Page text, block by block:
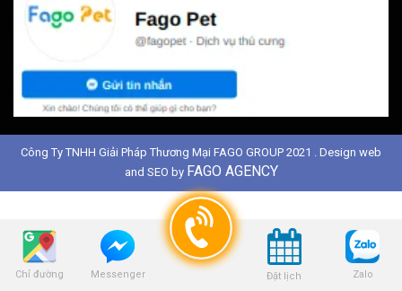
Chỉ đường Messenger Đặt lịch Zalo
Công Ty TNHH Giải Pháp Thương Mại FAGO GROUP 2021 . Design web
and SEO by FAGO AGENCY